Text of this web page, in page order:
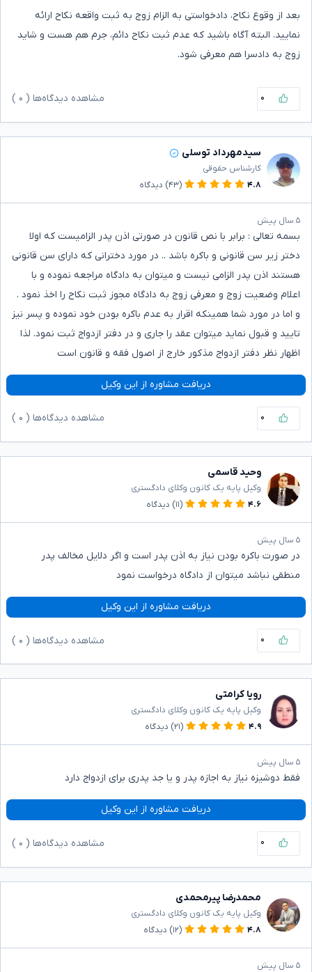
بعد از وقوع نکاح، دادخواستی به الزام زوج به ثبت واقعه نکاح ارائه
نمایید. البته آگاه باشید که عدم ثبت نکاح دائم، جرم هم هست و شاید
زوج به دادسرا هم معرفی شود.
۰ مشاهده دیدگاه‌ها ( ۰
سیدمهرداد توسلی
کارشناس حقوقی
۴.۸
(۴۳) دیدگاه
۵ سال پیش
بسمه تعالی : برابر با نص قانون در صورتی اذن پدر الزامیست که اولا
دختر زیر سن قانونی و باکره باشد .. در مورد دخترانی که دارای سن قانونی
هستند اذن پدر الزامی نیست و میتوان به دادگاه مراجعه نموده و با
اعلام وضعیت زوج و معرفی زوج به دادگاه مجوز ثبت نکاح را اخذ نمود .
و اما در مورد شما همینکه اقرار به عدم باکره بودن خود نموده و پسر نیز
تایید و قبول نماید میتوان عقد را جاری و در دفتر ازدواج ثبت نمود. لذا
اظهار نظر دفتر ازدواج مذکور خارج از اصول فقه و قانون است
دریافت مشاوره از این وکیل
۰ مشاهده دیدگاه‌ها ( ۰
وحید قاسمی
وکیل پایه یک کانون وکلای دادگستری
۴.۶
(۱۱) دیدگاه
۵ سال پیش
در صورت باکره بودن نیاز به اذن پدر است و اگر دلایل مخالف پدر
منطقی نباشد میتوان از دادگاه درخواست نمود
دریافت مشاوره از این وکیل
۰ مشاهده دیدگاه‌ها ( ۰
رویا کرامتی
وکیل پایه یک کانون وکلای دادگستری
۴.۹
(۲۱) دیدگاه
۵ سال پیش
فقط دوشیزه نیاز به اجازه پدر و یا جد پدری برای ازدواج دارد
دریافت مشاوره از این وکیل
۰ مشاهده دیدگاه‌ها ( ۰
محمدرضا پیرمحمدی
وکیل پایه یک کانون وکلای دادگستری
۴.۸
(۱۲) دیدگاه
۵ سال پیش